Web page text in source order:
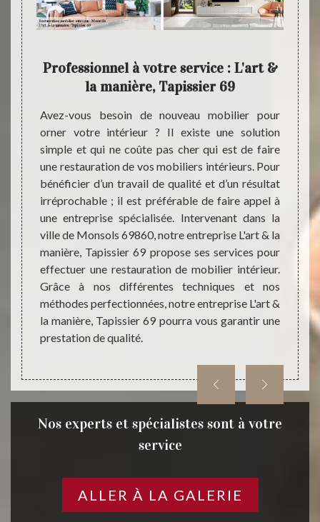
69
pour
en
dans
que
les
Professionnel à votre service : L'art &
la manière, Tapissier 69
Avez-vous besoin de nouveau mobilier pour
orner votre intérieur ? Il existe une solution
simple et qui ne coûte pas cher qui est de faire
une restauration de vos mobiliers intérieurs. Pour
bénéficier d’un travail de qualité et d’un résultat
irréprochable ; il est préférable de faire appel à
une entreprise spécialisée. Intervenant dans la
ville de Monsols 69860, notre entreprise L'art & la
manière, Tapissier 69 propose ses services pour
effectuer une restauration de mobilier intérieur.
Grâce à nos différentes techniques et nos
méthodes perfectionnées, notre entreprise L'art &
la manière, Tapissier 69 pourra vous garantir une
prestation de qualité.
les
vos
des
Nos experts et spécialistes sont à votre
service
ALLER À LA GALERIE